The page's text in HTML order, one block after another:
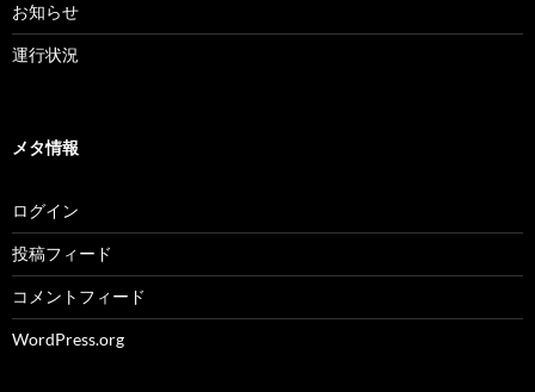
お知らせ
運行状況
メタ情報
ログイン
投稿フィード
コメントフィード
WordPress.org